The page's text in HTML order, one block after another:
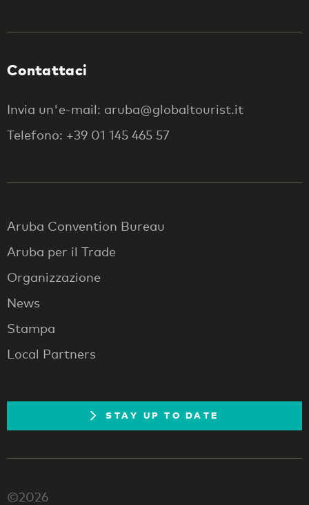
Contattaci
Invia un'e-mail: aruba@globaltourist.it
Telefono: +39 01 145 465 57
Aruba Convention Bureau
Aruba per il Trade
Organizzazione
News
Stampa
Local Partners
STAY UP TO DATE
©2026